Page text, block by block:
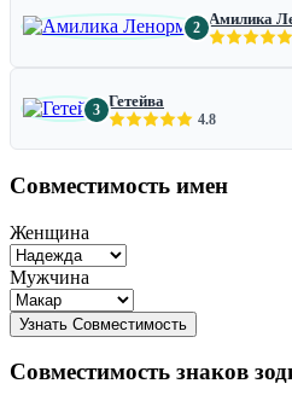
2 Амилика
3 Гетейва
4.8
Совместимость имен
Женщина
Мужчина
Совместимость знаков